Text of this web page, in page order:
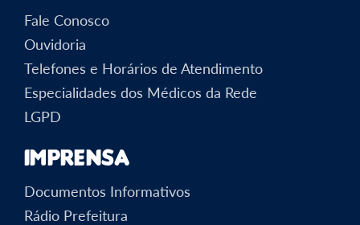
Fale Conosco
Ouvidoria
Telefones e Horários de Atendimento
Especialidades dos Médicos da Rede
LGPD
Imprensa
Documentos Informativos
Rádio Prefeitura